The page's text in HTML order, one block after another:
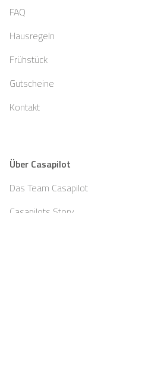
FAQ
Hausregeln
Frühstück
Gutscheine
Kontakt
Über Casapilot
Das Team Casapilot
Casapilots Story